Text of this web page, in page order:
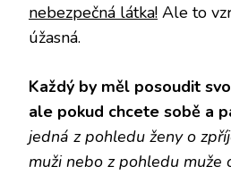
nebezpečná látka! Ale to
úžasná.
Každý by měl posoudit
ale pokud chcete sobě a
jedná z pohledu ženy o
muži nebo z pohledu muže